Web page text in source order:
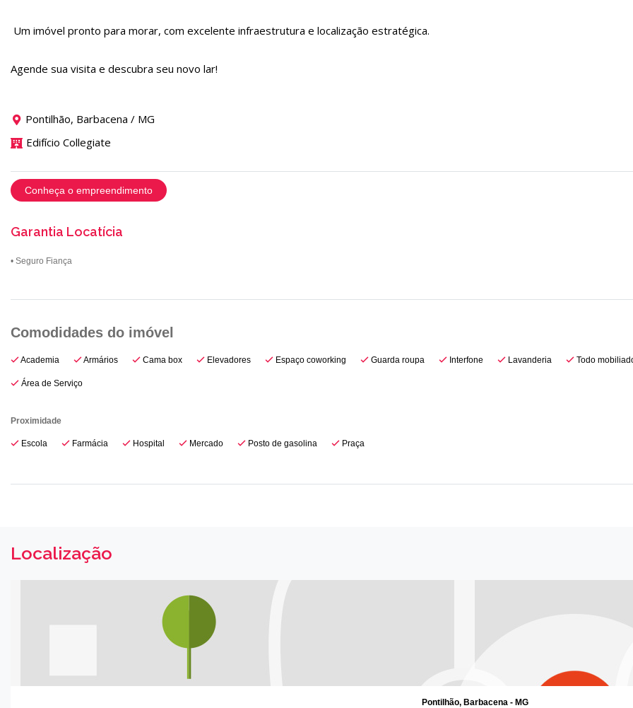
Um imóvel pronto para morar, com excelente infraestrutura e localização estratégica.
Agende sua visita e descubra seu novo lar!
Pontilhão, Barbacena / MG
Edifício Collegiate
Conheça o empreendimento
Garantia Locatícia
• Seguro Fiança
Academia Armários Cama box Elevadores Espaço coworking Guarda roupa Interfone Lavanderia Todo
Área de Serviço
Proximidade
Escola Farmácia Hospital Mercado Posto de gasolina Praça
Localização
Pontilhão, Barbacena - MG